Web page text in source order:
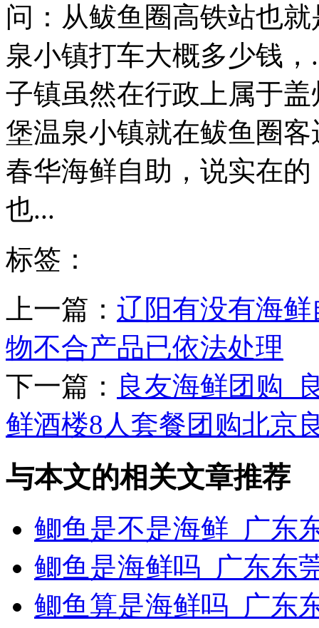
问：从鲅鱼圈高铁站也
泉小镇打车大概多少钱
子镇虽然在行政上属于
堡温泉小镇就在鲅鱼圈
春华海鲜自助，说实在
也...
标签：
上一篇： 辽阳有没有海
物不合产品已依法处理
下一篇： 良友海鲜团购_
鲜酒楼8人套餐团购北京
与本文的相关文章推荐
鲫鱼是不是海鲜_广东
鲫鱼是海鲜吗_广东东
鲫鱼算是海鲜吗_广东